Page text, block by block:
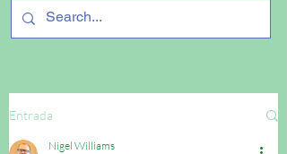
Entrada
Nigel Williams